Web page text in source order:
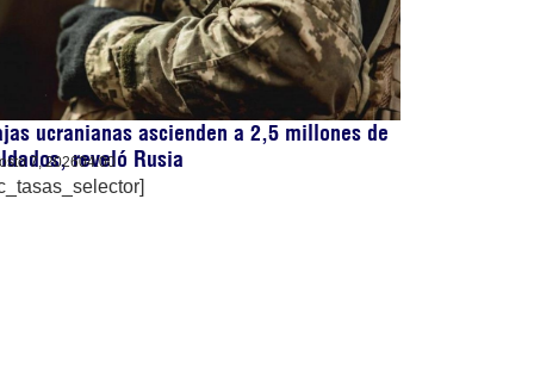
ucranianas ascienden a 2,5 millones de
reveló Rusia
7, 202604:00